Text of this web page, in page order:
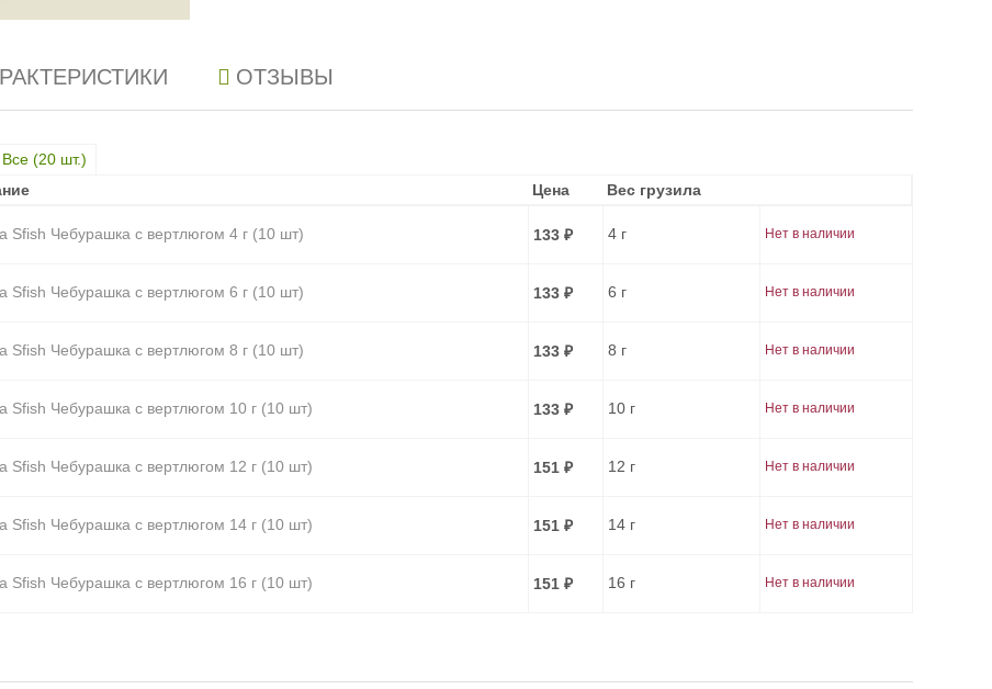
ОТЗЫВЫ
Все (20 шт.)
Цена Вес грузила
Цена Вес грузила
Sfish Чебурашка с вертлюгом 4 г (10 шт) 133 ₽ 4 г Нет в наличии
Sfish Чебурашка с вертлюгом 6 г (10 шт) 133 ₽ 6 г Нет в наличии
Sfish Чебурашка с вертлюгом 8 г (10 шт) 133 ₽ 8 г Нет в наличии
Sfish Чебурашка с вертлюгом 10 г (10 шт) 133 ₽ 10 г Нет в наличии
Sfish Чебурашка с вертлюгом 12 г (10 шт) 151 ₽ 12 г Нет в наличии
Sfish Чебурашка с вертлюгом 14 г (10 шт) 151 ₽ 14 г Нет в наличии
Sfish Чебурашка с вертлюгом 16 г (10 шт) 151 ₽ 16 г Нет в наличии